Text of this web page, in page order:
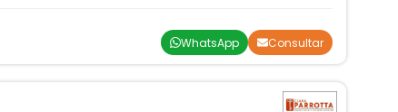
WhatsApp Consultar